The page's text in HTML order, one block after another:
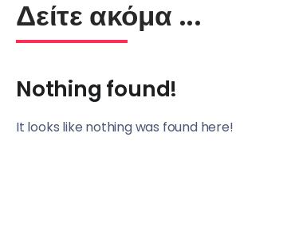
Δείτε ακόμα ...
Nothing found!
It looks like nothing was found here!